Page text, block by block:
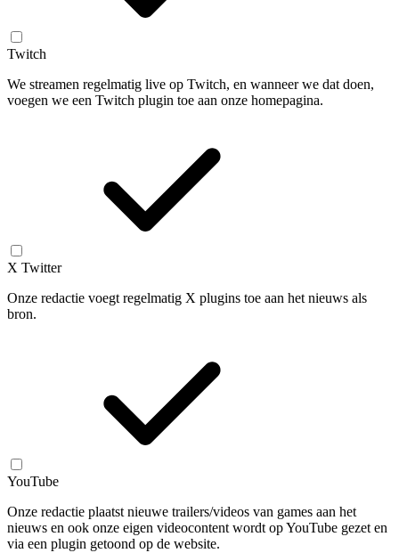
Twitch
We streamen regelmatig live op Twitch, en wanneer we dat doen,
voegen we een Twitch plugin toe aan onze homepagina.
X Twitter
Onze redactie voegt regelmatig X plugins toe aan het nieuws als
bron.
YouTube
Onze redactie plaatst nieuwe trailers/videos van games aan het
nieuws en ook onze eigen videocontent wordt op YouTube gezet en
via een plugin getoond op de website.